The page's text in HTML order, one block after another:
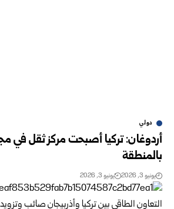
دولي
أردوغان: تركيا أصبحت مركز ثقل في
بالمنطقة
يونيو 3, 2026 يونيو 3, 2026